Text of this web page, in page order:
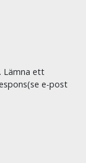
Lämna ett
e-post